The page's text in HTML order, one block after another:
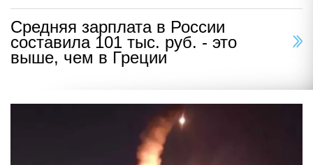
Средняя зарплата в России
составила 101 тыс. руб. - это
выше, чем в Греции